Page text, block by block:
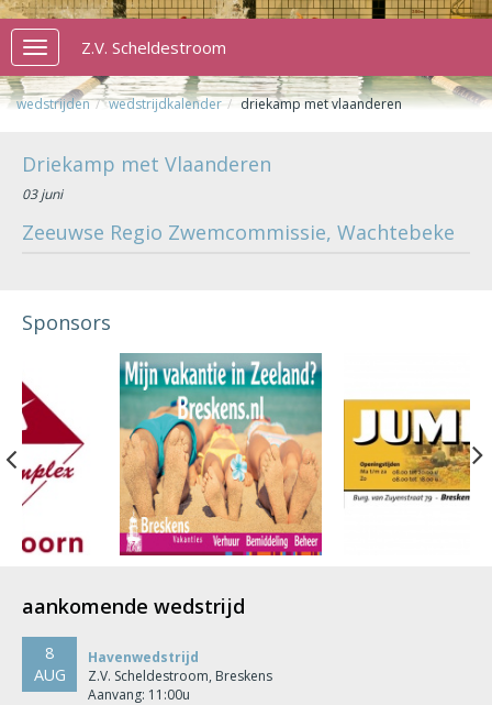
Toggle
navigation
Z.V. Scheldestroom
wedstrijden wedstrijdkalender driekamp met vlaanderen
Driekamp met Vlaanderen
03 juni
Zeeuwse Regio Zwemcommissie, Wachtebeke
Sponsors
Previous
aankomende wedstrijd
8
AUG
Havenwedstrijd
Z.V. Scheldestroom, Breskens
Aanvang: 11:00u